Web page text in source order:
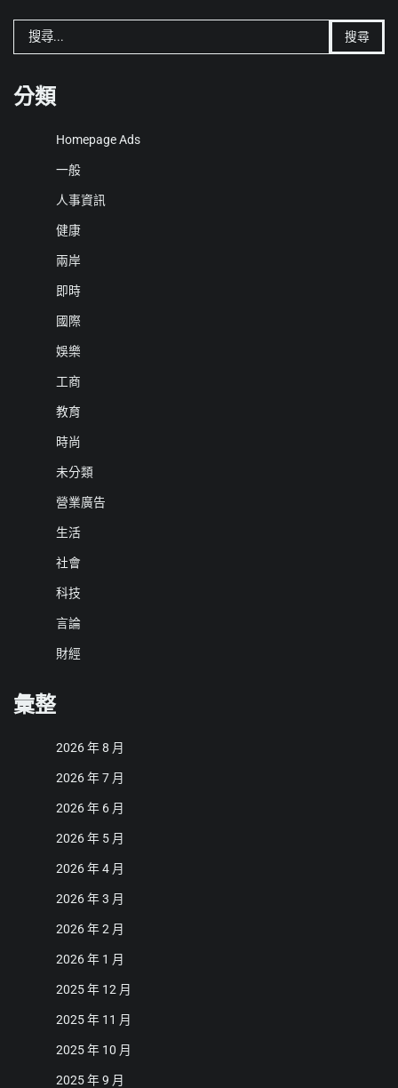
尋
鍵
分類
Homepage Ads
一般
人事資訊
健康
兩岸
即時
國際
娛樂
工商
教育
時尚
未分類
營業廣告
生活
社會
科技
言論
財經
彙整
2026 年 8 月
2026 年 7 月
2026 年 6 月
2026 年 5 月
2026 年 4 月
2026 年 3 月
2026 年 2 月
2026 年 1 月
2025 年 12 月
2025 年 11 月
2025 年 10 月
2025 年 9 月